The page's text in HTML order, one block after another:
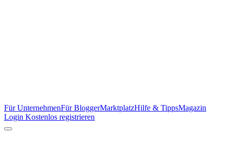
Für UnternehmenFür BloggerMarktplatzHilfe & TippsMagazin
Login Kostenlos registrieren